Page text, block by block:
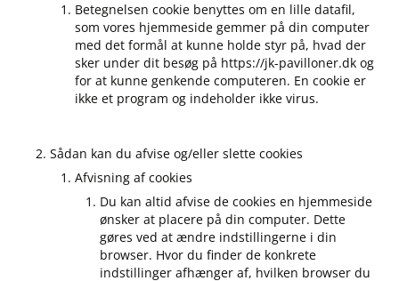
Betegnelsen cookie benyttes om en lille datafil,
som vores hjemmeside gemmer på din computer
med det formål at kunne holde styr på, hvad der
sker under dit besøg på https://jk-pavilloner.dk og
for at kunne genkende computeren. En cookie er
ikke et program og indeholder ikke virus.
Sådan kan du afvise og/eller slette cookies
Afvisning af cookies
Du kan altid afvise de cookies en hjemmeside
ønsker at placere på din computer. Dette
gøres ved at ændre indstillingerne i din
browser. Hvor du finder de konkrete
indstillinger afhænger af, hvilken browser du